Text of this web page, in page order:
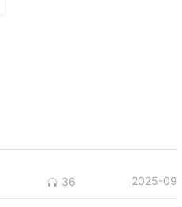
36 2025-09